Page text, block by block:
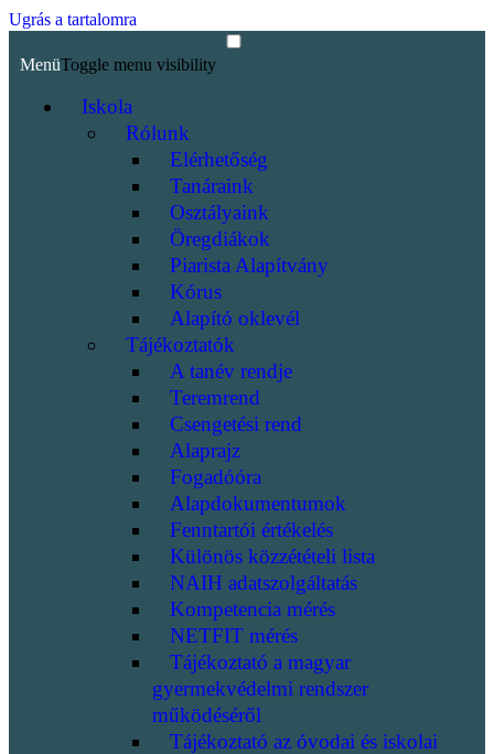
Ugrás a tartalomra
MenüToggle menu visibility
Iskola
Rólunk
Elérhetőség
Tanáraink
Osztályaink
Öregdiákok
Piarista Alapítvány
Kórus
Alapító oklevél
Tájékoztatók
A tanév rendje
Teremrend
Csengetési rend
Alaprajz
Fogadóóra
Alapdokumentumok
Fenntartói értékelés
Különös közzétételi lista
NAIH adatszolgáltatás
Kompetencia mérés
NETFIT mérés
Tájékoztató a magyar
gyermekvédelmi rendszer
működéséről
Tájékoztató az óvodai és iskolai